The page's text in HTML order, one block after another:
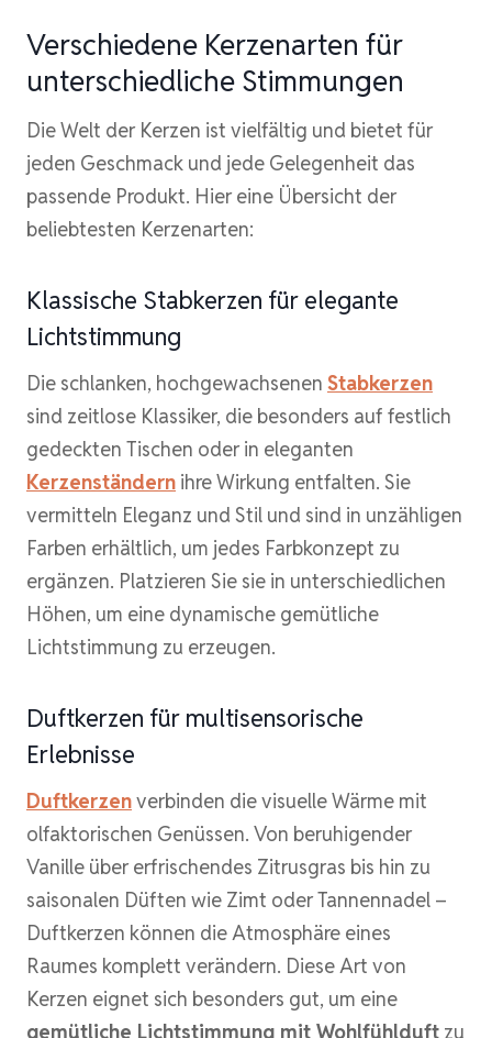
Verschiedene Kerzenarten für
unterschiedliche Stimmungen
Die Welt der Kerzen ist vielfältig und bietet für
jeden Geschmack und jede Gelegenheit das
passende Produkt. Hier eine Übersicht der
beliebtesten Kerzenarten:
Klassische Stabkerzen für elegante
Lichtstimmung
Die schlanken, hochgewachsenen Stabkerzen
sind zeitlose Klassiker, die besonders auf festlich
gedeckten Tischen oder in eleganten
Kerzenständern ihre Wirkung entfalten. Sie
vermitteln Eleganz und Stil und sind in unzähligen
Farben erhältlich, um jedes Farbkonzept zu
ergänzen. Platzieren Sie sie in unterschiedlichen
Höhen, um eine dynamische gemütliche
Lichtstimmung zu erzeugen.
Duftkerzen für multisensorische
Erlebnisse
Duftkerzenverbinden die visuelle Wärme mit
olfaktorischen Genüssen. Von beruhigender
Vanille über erfrischendes Zitrusgras bis hin zu
saisonalen Düften wie Zimt oder Tannennadel –
Duftkerzen können die Atmosphäre eines
Raumes komplett verändern. Diese Art von
Kerzen eignet sich besonders gut, um eine
gemütliche Lichtstimmung mit Wohlfühlduft zu